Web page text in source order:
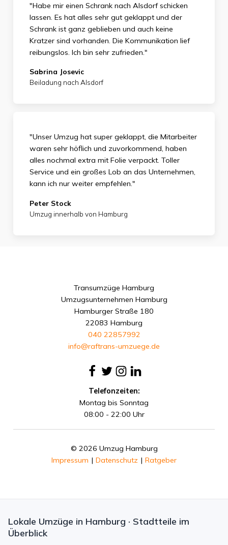
"Habe mir einen Schrank nach Alsdorf schicken
lassen. Es hat alles sehr gut geklappt und der
Schrank ist ganz geblieben und auch keine
Kratzer sind vorhanden. Die Kommunikation lief
reibungslos. Ich bin sehr zufrieden."
Sabrina Josevic
Beiladung nach Alsdorf
"Unser Umzug hat super geklappt, die Mitarbeiter
waren sehr höflich und zuvorkommend, haben
alles nochmal extra mit Folie verpackt. Toller
Service und ein großes Lob an das Unternehmen,
kann ich nur weiter empfehlen."
Peter Stock
Umzug innerhalb von Hamburg
Transumzüge Hamburg
Umzugsunternehmen Hamburg
Hamburger Straße 180
22083 Hamburg
040 22857992
info@raftrans-umzuege.de
Telefonzeiten:
Montag bis Sonntag
08:00 - 22:00 Uhr
© 2026 Umzug Hamburg
Impressum | Datenschutz | Ratgeber
Lokale Umzüge in Hamburg · Stadtteile im
Überblick